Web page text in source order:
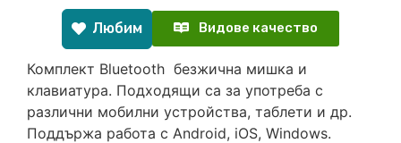
Любим Видове качество
Комплект Bluetooth безжична мишка и
клавиатура. Подходящи са за употреба с
различни мобилни устройства, таблети и др.
Поддържа работа с Android, iOS, Windows.